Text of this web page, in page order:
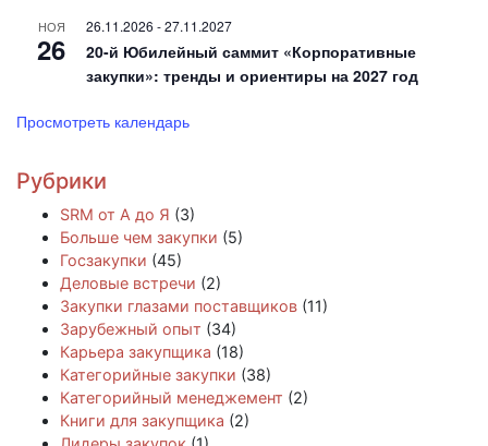
НОЯ
26
26.11.2026 -27.11.2027
20-й Юбилейный саммит «Корпоративные
закупки»: тренды и ориентиры на 2027 год
Просмотреть календарь
Рубрики
SRM от А до Я (3)
Больше чем закупки (5)
Госзакупки (45)
Деловые встречи (2)
Закупки глазами поставщиков (11)
Зарубежный опыт (34)
Карьера закупщика (18)
Категорийные закупки (38)
Категорийный менеджемент (2)
Книги для закупщика (2)